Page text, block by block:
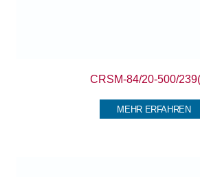
CRSM-84/20-500/
MEHR ERFAHREN